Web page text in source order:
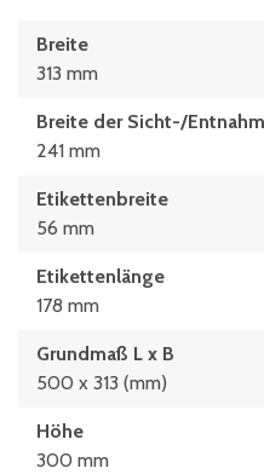
Breite
313 mm
Breite der Sicht-/
241 mm
Etikettenbreite
56 mm
Etikettenlänge
178 mm
Grundmaß L x B
500 x 313 (mm)
Höhe
300 mm